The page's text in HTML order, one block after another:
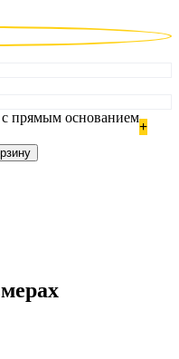
с прямым основанием
+